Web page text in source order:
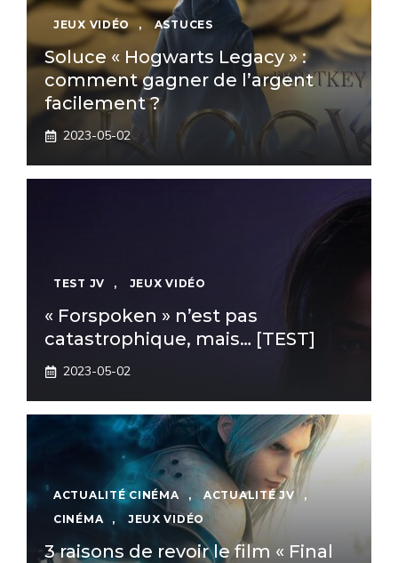
JEUX VIDÉO , ASTUCES
Soluce « Hogwarts Legacy » :
comment gagner de l’argent
facilement ?
2023-05-02
TEST JV , JEUX VIDÉO
« Forspoken » n’est pas
catastrophique, mais… [TEST]
2023-05-02
ACTUALITÉ CINÉMA , ACTUALITÉ JV
,
CINÉMA
, JEUX VIDÉO
3 raisons de revoir le film « Final